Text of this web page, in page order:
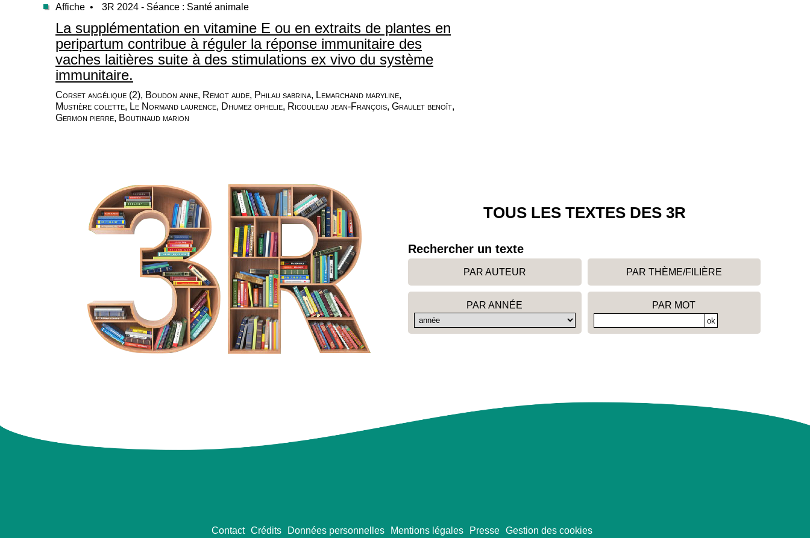
Affiche • 3R 2024 - Séance : Santé animale
La supplémentation en vitamine E ou en extraits de plantes en
peripartum contribue à réguler la réponse immunitaire des
vaches laitières suite à des stimulations ex vivo du système
immunitaire.
Corset angélique (2), Boudon anne, Remot aude, Philau sabrina, Lemarchand maryline,
Mustière colette, Le Normand laurence, Dhumez ophelie, Ricouleau jean-François, Graulet benoît,
Germon pierre, Boutinaud marion
TOUS LES TEXTES DES 3R
Rechercher un texte
PAR AUTEUR PAR THÈME/FILIÈRE
PAR ANNÉE PAR MOT
Contact Crédits Données personnelles Mentions légales Presse Gestion des cookies